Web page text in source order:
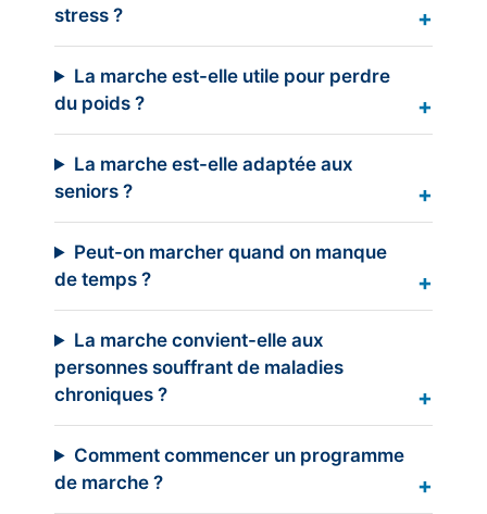
stress ?
La marche est-elle utile pour perdre
du poids ?
La marche est-elle adaptée aux
seniors ?
Peut-on marcher quand on manque
de temps ?
La marche convient-elle aux
personnes souffrant de maladies
chroniques ?
Comment commencer un programme
de marche ?